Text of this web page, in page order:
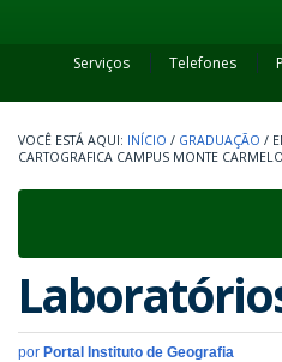
Serviços Telefones
INÍCIO / GRADUAÇÃO /
CARTOGRAFICA CAMPUS MONTE CARMELO
por Portal Instituto de Geografia